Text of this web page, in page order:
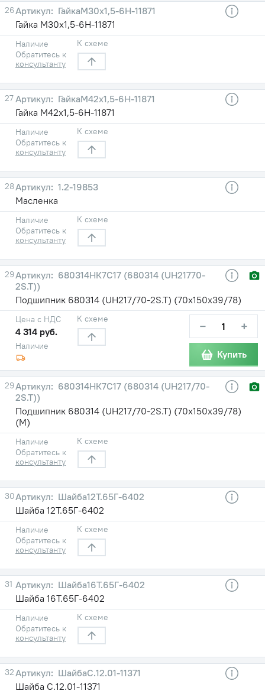
26
ГайкаМ30х1,5-6Н-11871
Гайка М30х1,5-6Н-11871
Наличие
Обратитесь к
консультанту
К схеме
27
ГайкаМ42х1,5-6Н-11871
Гайка М42х1,5-6Н-11871
Наличие
Обратитесь к
консультанту
К схеме
28
1.2-19853
Масленка
Наличие
Обратитесь к
консультанту
К схеме
29
680314НК7С17 (680314 (UH21770-
2S.T))
Подшипник 680314 (UH217/70-2S.T) (70х150х39/78)
Наличие
Цена с НДС
4 314 руб.
К схеме − +
Купить
29
680314НК7С17 (680314 (UH217/70-
2S.T))
Подшипник 680314 (UH217/70-2S.T) (70х150х39/78)
(М)
Наличие
Обратитесь к
консультанту
К схеме
30
Шайба12Т.65Г-6402
Шайба 12Т.65Г-6402
Наличие
Обратитесь к
консультанту
К схеме
31
Шайба16Т.65Г-6402
Шайба 16Т.65Г-6402
Наличие
Обратитесь к
консультанту
К схеме
32
ШайбаС.12.01-11371
Шайба С.12.01-11371